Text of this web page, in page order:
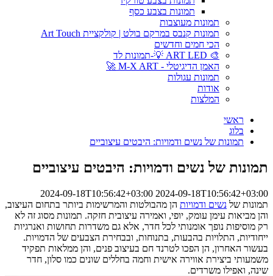
תמונות בצבע כסף
תמונות מעוצבות
תמונות קנבס במרקם בולט | קולקציית Art Touch
הכי חמים וחדשים
🎨 ART LED 💡-תמונות לד
האמן הדיגיטלי - M-X ART 🚀
תמונות עגולות
אודות
המלצות
ראשי
בלוג
תמונות של נשים ודמויות: היבטים עיצוביים
תמונות של נשים ודמויות: היבטים עיצוביים
2024-09-18T10:56:42+03:00 2024-09-18T10:56:42+03:00
תמונות של נשים ודמויות הן מהבולטות והמרשימות ביותר בתחום העיצוב,
והן מביאות עימן עומק, יופי, ואמירה עיצובית חזקה. תמונות מסוג זה לא
רק מוסיפות נופך אומנותי לכל חדר, אלא גם משדרות תחושות ואנרגיות
ייחודיות, התלויות בהבעות, בתנוחות, ובבחירת הצבעים של הדמויות.
בעשור האחרון, הן הפכו לטרנד חם בעיצוב פנים, והן ממלאות תפקיד
משמעותי ביצירת אווירה אישית וחמה בחללים שונים כמו סלון, חדר
שינה, ואפילו משרדים.